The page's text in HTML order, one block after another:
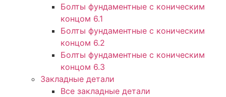
Болты фундаментные с коническим
концом 6.1
Болты фундаментные с коническим
концом 6.2
Болты фундаментные с коническим
концом 6.3
Закладные детали
Все закладные детали